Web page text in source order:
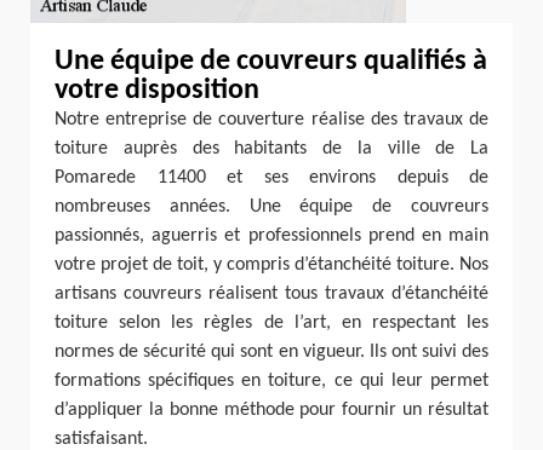
Une équipe de couvreurs qualifiés à
votre disposition
Notre entreprise de couverture réalise des travaux de
toiture auprès des habitants de la ville de La
Pomarede 11400 et ses environs depuis de
nombreuses années. Une équipe de couvreurs
passionnés, aguerris et professionnels prend en main
votre projet de toit, y compris d’étanchéité toiture. Nos
artisans couvreurs réalisent tous travaux d’étanchéité
toiture selon les règles de l’art, en respectant les
normes de sécurité qui sont en vigueur. Ils ont suivi des
formations spécifiques en toiture, ce qui leur permet
d’appliquer la bonne méthode pour fournir un résultat
satisfaisant.